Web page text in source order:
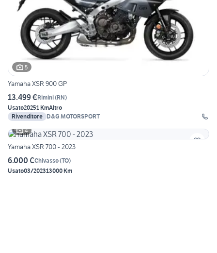
5
Yamaha XSR 900 GP
13.499 €Rimini(RN)
Usato20251 KmAltro
Rivenditore D&G MOTORSPORT
4
Yamaha XSR 700 - 2023
6.000 €Chivasso(TO)
Usato03/202313000 Km